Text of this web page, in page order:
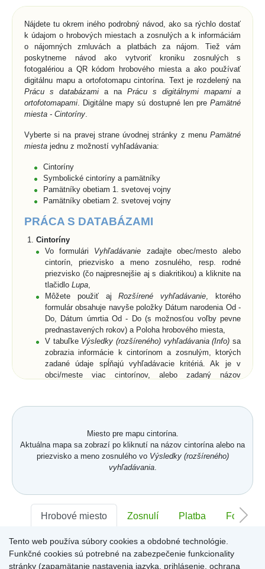
Nájdete tu okrem iného podrobný návod, ako sa rýchlo dostať
k údajom o hrobových miestach a zosnulých a k informáciám
o nájomných zmluvách a platbách za nájom. Tiež vám
poskytneme návod ako vytvoriť kroniku zosnulých s
fotogalériou a QR kódom hrobového miesta a ako používať
digitálnu mapu a ortofotomapu cintorína. Text je rozdelený na
Prácu s databázami a na Prácu s digitálnymi mapami a
ortofotomapami . Digitálne mapy sú dostupné len pre Pamätné
miesta - Cintoríny
Vyberte si na pravej strane úvodnej stránky z menu Pamätné
miesta jednu z možností vyhľadávania:
Cintoríny
Symbolické cintoríny a pamätníky
Pamätníky obetiam 1. svetovej vojny
Pamätníky obetiam 2. svetovej vojny
PRÁCA S DATABÁZAMI
Cintoríny
Vo formulári Vyhľadávanie zadajte obec/mesto alebo
cintorín, priezvisko a meno zosnulého, resp. rodné
priezvisko (čo najpresnejšie aj s diakritikou) a kliknite na
tlačidlo Lupa
Môžete použiť ajRozšírené vyhľadávanie , ktorého
formulár obsahuje navyše položky Dátum narodenia Od -
Do, Dátum úmrtia Od - Do (s možnosťou voľby pevne
prednastavených rokov) a Poloha hrobového miesta,
V tabuľke Výsledky (rozšíreného) vyhľadávania (Info) sa
zobrazia informácie k cintorínom a zosnulým, ktorých
zadané údaje spĺňajú vyhľadávacie kritériá. Ak je v
obci/meste viac cintorínov, alebo zadaný názov
zosnulého resp. jeho rodné priezvisko) vo všetkých
Vyberte zo zoznamu cintorín alebo zosnulého a
kliknutím potvrďte výber,
Zobrazí saKarta hrobového miesta so záložkami
... (viď. popis nižšie) a buď len
Karte hrobového miesta
sú v pravom hornom rohu
ikonyMapa,GPS aZdieľať. Po kliknutí na ne sa
súradnice hrobového miesta (funkcia môže byť pre daný
cintorín uzamknutá) alebo získate URL adresu aktuálne
zobrazenej stránky.
Miesto pre mapu cintorína.
Aktuálna mapa sa zobrazí po kliknutí na názov cintorína alebo na
priezvisko a meno zosnulého vo Výsledky (rozšíreného)
vyhľadávania.
Hrobové miesto Zosnulí Platba Foto
Sektor:- Rad:- Číslo:-
Tento web používa súbory cookies a obdobné technológie.
Funkčné cookies sú potrebné na zabezpečenie funkcionality
stránky (zapamätanie nastavenia jazyka, prihlásenie, ochrana